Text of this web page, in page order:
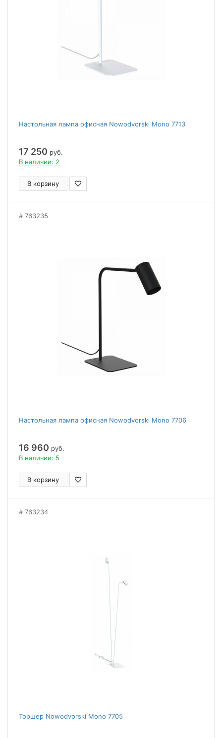
Настольная лампа офисная Nowodvorski Mono 7713
17 250 руб.
В наличии: 2
В корзину
763235
Настольная лампа офисная Nowodvorski Mono 7706
16 960 руб.
В наличии: 5
В корзину
763234
Торшер Nowodvorski Mono 7705